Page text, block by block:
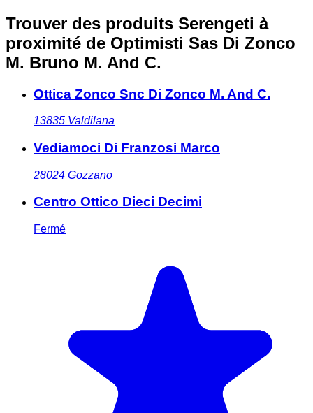
Trouver des produits Serengeti à
proximité de Optimisti Sas Di Zonco
M. Bruno M. And C.
Ottica Zonco Snc Di Zonco M. And C.
13835 Valdilana
Vediamoci Di Franzosi Marco
28024 Gozzano
Centro Ottico Dieci Decimi
Fermé